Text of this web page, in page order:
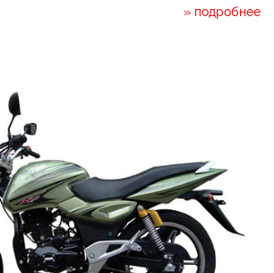
» подробнее